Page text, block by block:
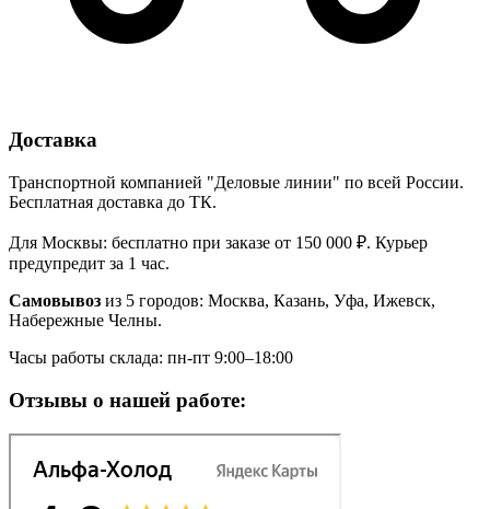
Доставка
Транспортной компанией "Деловые линии" по всей России.
Бесплатная доставка до ТК.
Для Москвы: бесплатно при заказе от 150 000 ₽. Курьер
предупредит за 1 час.
Самовывоз из 5 городов: Москва, Казань, Уфа, Ижевск,
Набережные Челны.
Часы работы склада: пн-пт 9:00–18:00
Отзывы о нашей работе: